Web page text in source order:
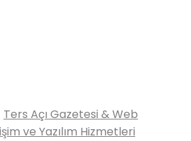
Ters Açı Gazetesi & Web
ve Yazılım Hizmetleri